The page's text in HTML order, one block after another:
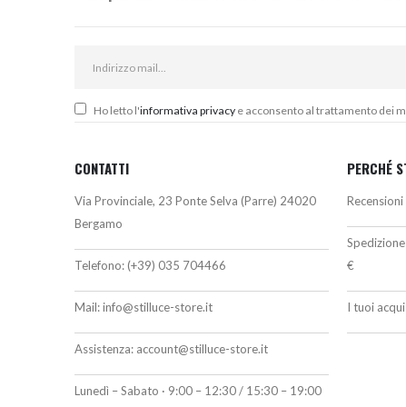
Ho letto l'informativa privacy e acconsento al trattamento dei
CONTATTI
Via Provinciale, 23 Ponte Selva (Parre) 24020
Bergamo
Telefono: (+39) 035 704466
Mail:info@stilluce-store.it
Assistenza: account@stilluce-store.it
Lunedì – Sabato · 9:00 – 12:30 / 15:30 – 19:00
PERCHÉ
€
I tuoi